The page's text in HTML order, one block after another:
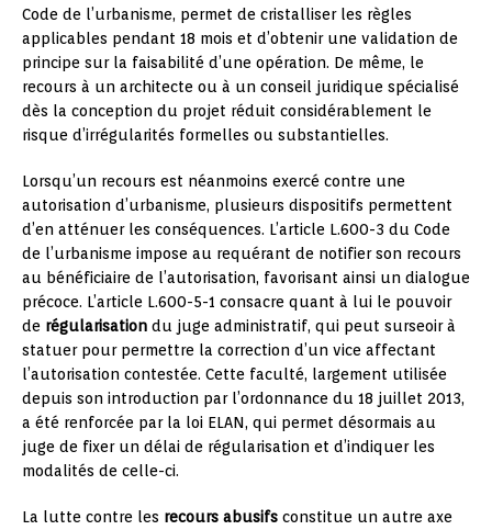
Code de l’urbanisme, permet de cristalliser les règles
applicables pendant 18 mois et d’obtenir une validation de
principe sur la faisabilité d’une opération. De même, le
recours à un architecte ou à un conseil juridique spécialisé
dès la conception du projet réduit considérablement le
risque d’irrégularités formelles ou substantielles.
Lorsqu’un recours est néanmoins exercé contre une
autorisation d’urbanisme, plusieurs dispositifs permettent
d’en atténuer les conséquences. L’article L.600-3 du Code
de l’urbanisme impose au requérant de notifier son recours
au bénéficiaire de l’autorisation, favorisant ainsi un dialogue
précoce. L’article L.600-5-1 consacre quant à lui le pouvoir
de régularisation du juge administratif, qui peut surseoir à
statuer pour permettre la correction d’un vice affectant
l’autorisation contestée. Cette faculté, largement utilisée
depuis son introduction par l’ordonnance du 18 juillet 2013,
a été renforcée par la loi ELAN, qui permet désormais au
juge de fixer un délai de régularisation et d’indiquer les
modalités de celle-ci.
La lutte contre les recours abusifs constitue un autre axe